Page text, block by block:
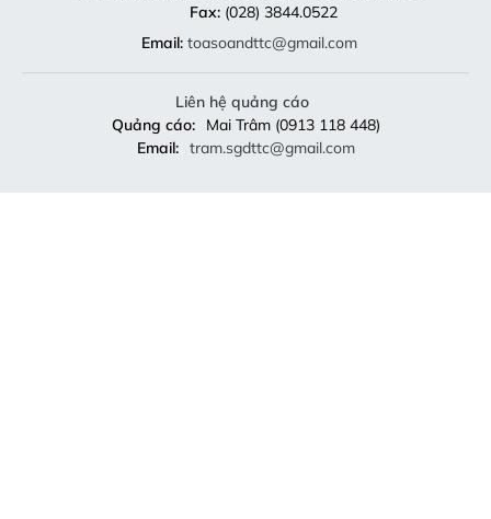
Fax:(028) 3844.0522
Email: toasoandttc@gmail.com
Liên hệ quảng cáo
Quảng cáo:
Mai Trâm (0913 118 448)
Email: tram.sgdttc@gmail.com